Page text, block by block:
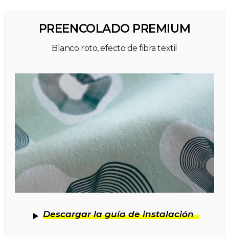
PREENCOLADO PREMIUM
Blanco roto, efecto de fibra textil
Descargar la guía de instalación